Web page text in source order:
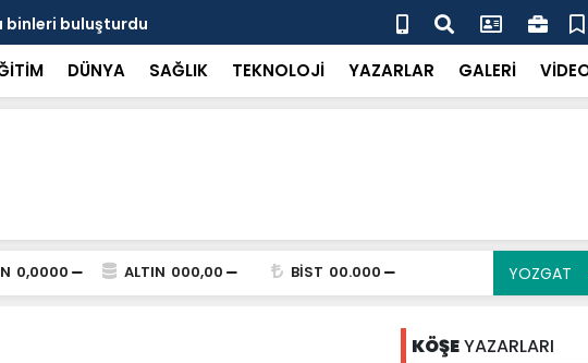
binleri buluşturdu Zam oranı yüzde 8'e yaklaştı
DÜNYA SAĞLIK TEKNOLOJİ YAZARLAR GALERİ
0,0000 ALTIN 000,00 BİST 00.000
KÖŞEYAZARLARI